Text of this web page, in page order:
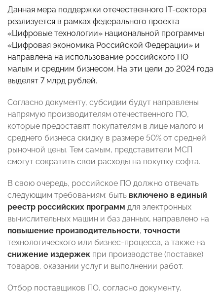
Данная мера поддержки отечественного IT-сектора
реализуется в рамках федерального проекта
«Цифровые технологии» национальной программы
«Цифровая экономика Российской Федерации» и
направлена на использование российского ПО
малым и средним бизнесом. На эти цели до 2024 года
выделят 7 млрд рублей.
Согласно документу, субсидии будут направлены
напрямую производителям отечественного ПО,
которые предоставят покупателям в лице малого и
среднего бизнеса скидку в размере 50% от средней
рыночной цены. Тем самым, представители МСП
смогут сократить свои расходы на покупку софта.
В свою очередь, российское ПО должно отвечать
следующим требованиям: быть включено в единый
реестр российских программ для электронных
вычислительных машин и баз данных, направлено на
повышение производительности, точности
технологического или бизнес-процесса, а также на
снижение издержек при производстве (поставке)
товаров, оказании услуг и выполнении работ.
Отбор поставщиков ПО, согласно документу,